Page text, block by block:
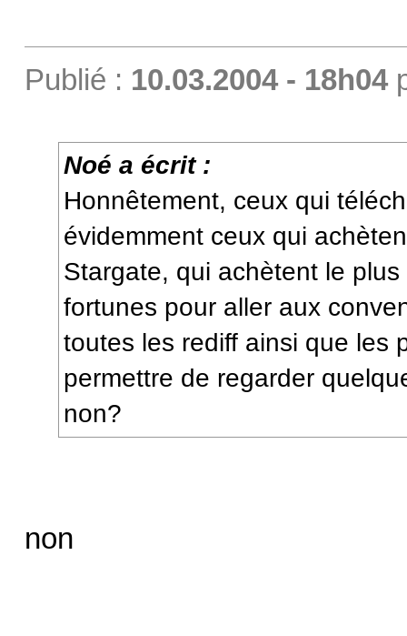
Publié : 10.03.2004 - 18h04
Noé a écrit :
Honnêtement, ceux qui
évidemment ceux qui
Stargate, qui achètent le
fortunes pour aller aux
toutes les rediff ainsi que les
permettre de regarder
non?
non